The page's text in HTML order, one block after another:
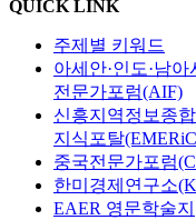
QUICK LINK
주제별 키워드
아세안·인도·남아
전문가포럼(AIF)
신흥지역정보종합
지식포탈
중국전문가포럼
한미경제연구소
EAER 영문학술지